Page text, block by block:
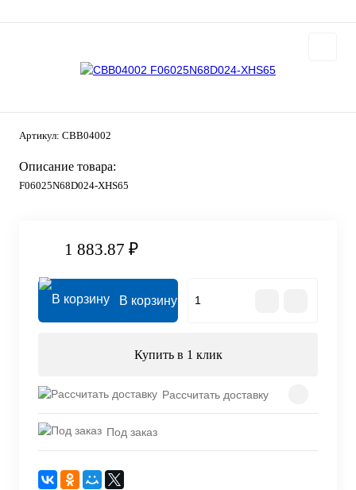
Артикул: CBB04002
Описание товара:
F06025N68D024-XHS65
1 883.87 ₽
В корзину
Купить в 1 клик
Рассчитать доставку
Под заказ